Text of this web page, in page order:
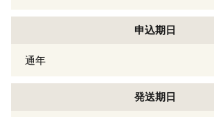
申込期日
通年
発送期日